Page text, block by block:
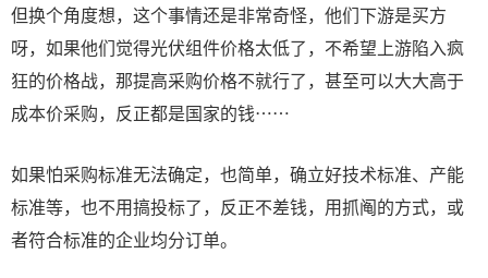
但换个角度想，这个事情还是非常奇怪，他们下游是买方
呀，如果他们觉得光伏组件价格太低了，不希望上游陷入疯
狂的价格战，那提高采购价格不就行了，甚至可以大大高于
成本价采购，反正都是国家的钱……
如果怕采购标准无法确定，也简单，确立好技术标准、产能
标准等，也不用搞投标了，反正不差钱，用抓阄的方式，或
者符合标准的企业均分订单。